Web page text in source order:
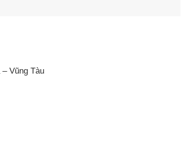
Vũng Tàu